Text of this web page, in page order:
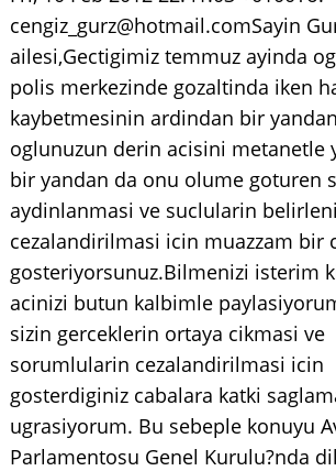
cengiz_gurz@hotmail.comSayin
ailesi,Gectigimiz temmuz ayinda
polis merkezinde gozaltinda iken
kaybetmesinin ardindan bir yandan
oglunuzun derin acisini metanetle
bir yandan da onu olume goturen
aydinlanmasi ve suclularin
cezalandirilmasi icin muazzam bir
gosteriyorsunuz.Bilmenizi isterim
acinizi butun kalbimle
sizin gerceklerin ortaya cikmasi ve
sorumlularin cezalandirilmasi icin
gosterdiginiz cabalara katki
ugrasiyorum. Bu sebeple konuyu
Parlamentosu Genel Kurulu?nda